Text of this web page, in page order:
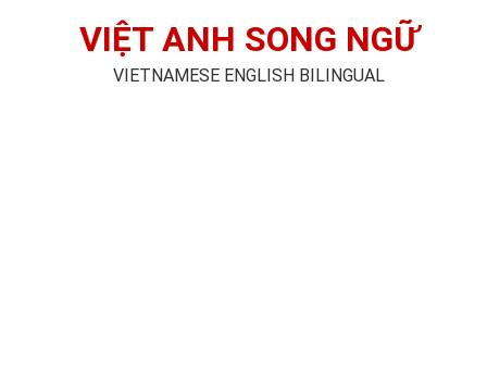
VIỆT ANH SONG NGỮ
VIETNAMESE ENGLISH BILINGUAL